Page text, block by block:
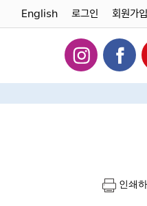
English 로그인 회원가입
인쇄